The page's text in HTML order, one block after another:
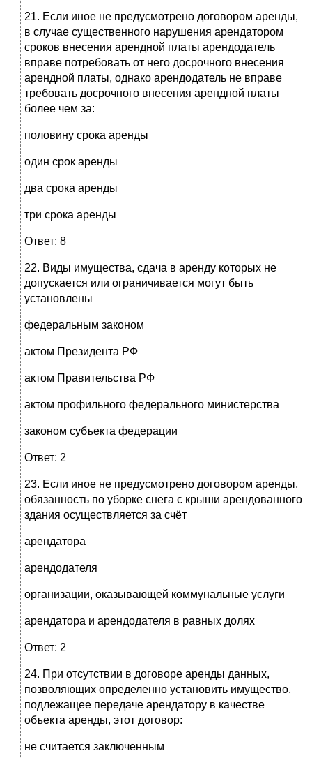
21. Если иное не предусмотрено договором аренды,
в случае существенного нарушения арендатором
сроков внесения арендной платы арендодатель
вправе потребовать от него досрочного внесения
арендной платы, однако арендодатель не вправе
требовать досрочного внесения арендной платы
более чем за:
половину срока аренды
один срок аренды
два срока аренды
три срока аренды
Ответ: 8
22. Виды имущества, сдача в аренду которых не
допускается или ограничивается могут быть
установлены
федеральным законом
актом Президента РФ
актом Правительства РФ
актом профильного федерального министерства
законом субъекта федерации
Ответ: 2
23. Если иное не предусмотрено договором аренды,
обязанность по уборке снега с крыши арендованного
здания осуществляется за счёт
арендатора
арендодателя
организации, оказывающей коммунальные услуги
арендатора и арендодателя в равных долях
Ответ: 2
24. При отсутствии в договоре аренды данных,
позволяющих определенно установить имущество,
подлежащее передаче арендатору в качестве
объекта аренды, этот договор:
не считается заключенным